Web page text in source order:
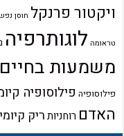
ויקטור פרנקל חוסן
טראומה לוגותרפיה
משמעות בחיים
פילוסופיה פילוסופיה
האדם רוחניותריק קיומי